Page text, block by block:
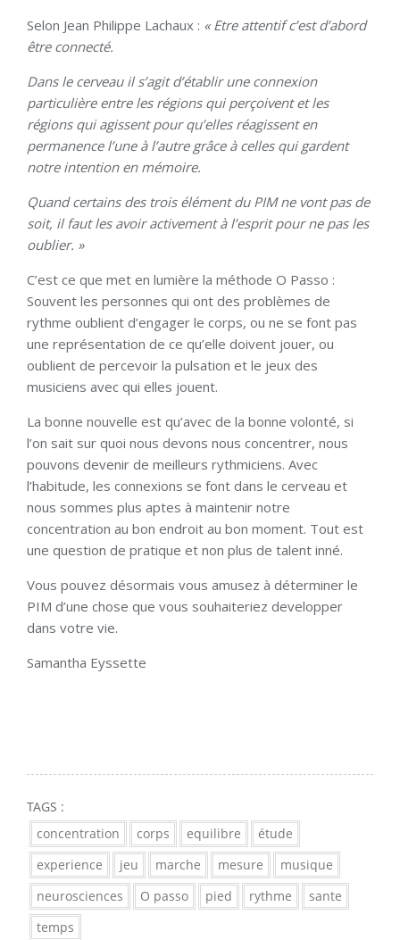
Selon Jean Philippe Lachaux : « Etre attentif c’est d’abord
être connecté.
Dans le cerveau il s’agit d’établir une connexion
particulière entre les régions qui perçoivent et les
régions qui agissent pour qu’elles réagissent en
permanence l’une à l’autre grâce à celles qui gardent
notre intention en mémoire.
Quand certains des trois élément du PIM ne vont pas de
soit, il faut les avoir activement à l’esprit pour ne pas les
oublier. »
C’est ce que met en lumière la méthode O Passo :
Souvent les personnes qui ont des problèmes de
rythme oublient d’engager le corps, ou ne se font pas
une représentation de ce qu’elle doivent jouer, ou
oublient de percevoir la pulsation et le jeux des
musiciens avec qui elles jouent.
La bonne nouvelle est qu’avec de la bonne volonté, si
l’on sait sur quoi nous devons nous concentrer, nous
pouvons devenir de meilleurs rythmiciens. Avec
l’habitude, les connexions se font dans le cerveau et
nous sommes plus aptes à maintenir notre
concentration au bon endroit au bon moment. Tout est
une question de pratique et non plus de talent inné.
Vous pouvez désormais vous amusez à déterminer le
PIM d’une chose que vous souhaiteriez developper
dans votre vie.
Samantha Eyssette
TAGS :
concentration
corps equilibre
étude
experience
jeu marche mesure
musique
neurosciences
O passo pied rythme
sante
temps